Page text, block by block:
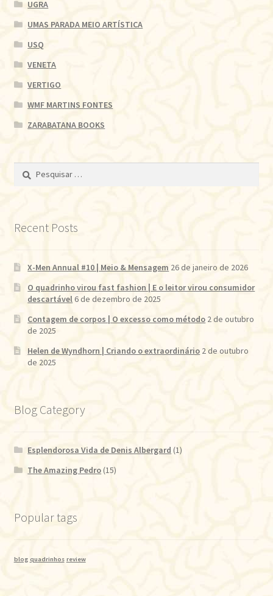
UGRA
UMAS PARADA MEIO ARTÍSTICA
USQ
VENETA
VERTIGO
WMF MARTINS FONTES
ZARABATANA BOOKS
Recent Posts
X-Men Annual #10 | Meio & Mensagem 26 de janeiro de 2026
O quadrinho virou fast fashion | E o leitor virou consumidor
descartável 6 de dezembro de 2025
Contagem de corpos | O excesso como método 2 de outubro
de 2025
Helen de Wyndhorn | Criando o extraordinário 2 de outubro
de 2025
Blog Category
Esplendorosa Vida de Denis Albergard (1)
The Amazing Pedro (15)
Popular tags
blog quadrinhos review